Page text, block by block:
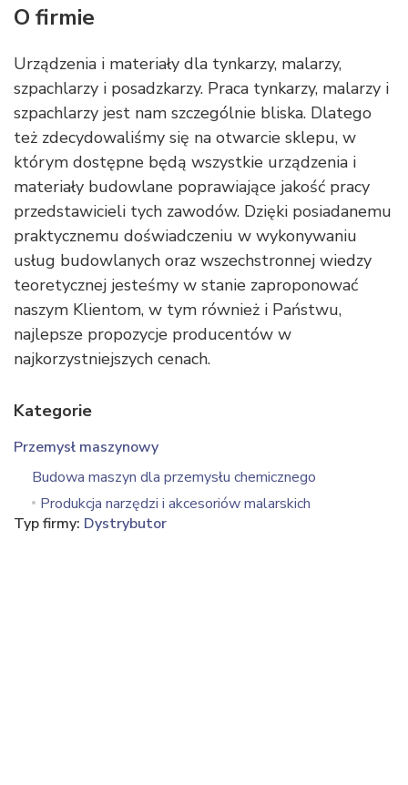
O firmie
Urządzenia i materiały dla tynkarzy, malarzy,
szpachlarzy i posadzkarzy. Praca tynkarzy, malarzy i
szpachlarzy jest nam szczególnie bliska. Dlatego
też zdecydowaliśmy się na otwarcie sklepu, w
którym dostępne będą wszystkie urządzenia i
materiały budowlane poprawiające jakość pracy
przedstawicieli tych zawodów. Dzięki posiadanemu
praktycznemu doświadczeniu w wykonywaniu
usług budowlanych oraz wszechstronnej wiedzy
teoretycznej jesteśmy w stanie zaproponować
naszym Klientom, w tym również i Państwu,
najlepsze propozycje producentów w
najkorzystniejszych cenach.
Kategorie
Przemysł maszynowy
Budowa maszyn dla przemysłu chemicznego
Produkcja narzędzi i akcesoriów malarskich
Typ firmy: Dystrybutor